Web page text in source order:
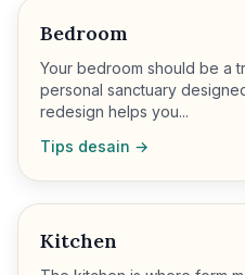
Bedroom
Your bedroom should be a
personal sanctuary
redesign helps you...
Tips desain →
Kitchen